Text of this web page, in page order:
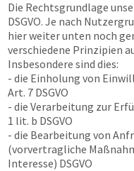
Die Rechtsgrundlage
DSGVO. Je nach
hier weiter unten noch
verschiedene Prinzipien
Insbesondere sind dies:
- die Einholung von
Art. 7 DSGVO
- die Verarbeitung zur
1 lit. b DSGVO
- die Bearbeitung von
(vorvertragliche
Interesse) DSGVO